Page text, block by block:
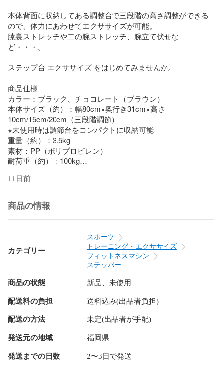
本体背面に収納してある調整台で三段階の高さ調整ができる
ので、体力にあわせてエクササイズが可能。
膝裏ストレッチや二の腕ストレッチ、腕立て伏せな
ど・・・。
ステップ台 エクササイズ をはじめてみませんか。
商品仕様
カラー：ブラック、チョコレート（ブラウン）
本体サイズ（約）：幅80cm×奥行き31cm×高さ
10cm/15cm/20cm（三段階調節）
※未使用時は調節台をコンパクトに収納可能
重量（約）：3.5kg
素材：PP（ポリプロピレン）
耐荷重（約）：100kg
保証期間：7日間
だきます。
配送について
※北海道・沖縄・離島等、一部地域は別途中途料がかかりま
す。
・配達地域や交通事情等により、希望配達日時にお届けでき
ない場合がございます。あらかじめご了承ください。
11日前
商品の情報
カテゴリー
スポーツ
トレーニング・エクササイズ
フィットネスマシン
ステッパー
商品の状態 新品、未使用
配送料の負担 送料込み(出品者負担)
配送の方法 未定(出品者が手配)
発送元の地域 福岡県
発送までの日数 2〜3日で発送